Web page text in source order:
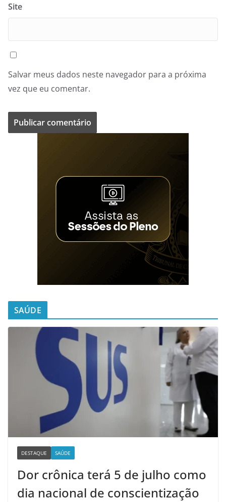
Site
Salvar meus dados neste navegador para a próxima
vez que eu comentar.
SAÚDE
DESTAQUE SAÚDE
Dor crônica terá 5 de julho como
dia nacional de conscientização